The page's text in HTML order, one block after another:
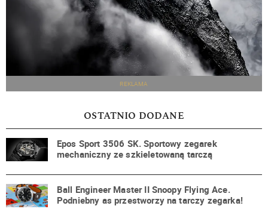
REKLAMA
OSTATNIO DODANE
Epos Sport 3506 SK. Sportowy zegarek
mechaniczny ze szkieletowaną tarczą
Ball Engineer Master II Snoopy Flying Ace.
Podniebny as przestworzy na tarczy zegarka!